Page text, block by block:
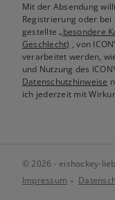
Mit der Absendung
Registrierung oder bei
gestellte„besondere
Geschlecht) , von
verarbeitet werden,
und Nutzung des
Datenschutzhinweise
ich jederzeit mit
© 2026 - eishockey-
Impressum